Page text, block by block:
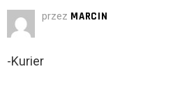
przez MARCIN
-Kurier